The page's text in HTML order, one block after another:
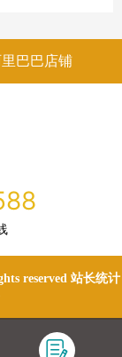
巴巴店铺
reserved 站长统计